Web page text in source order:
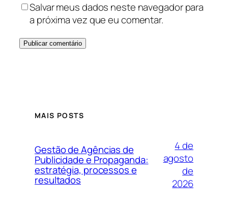
Salvar meus dados neste navegador para
a próxima vez que eu comentar.
MAIS POSTS
Gestão de Agências de
Publicidade e Propaganda:
estratégia, processos e
resultados
4 de
agosto
de
2026